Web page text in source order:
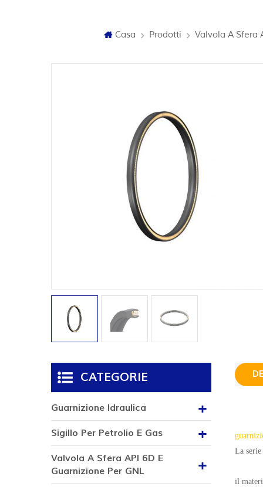
Casa Prodotti Valvola A Sfera
La
il
CATEGORIE
Guarnizione Idraulica
Sigillo Per Petrolio E Gas
Valvola A Sfera API 6D E
Guarnizione Per GNL